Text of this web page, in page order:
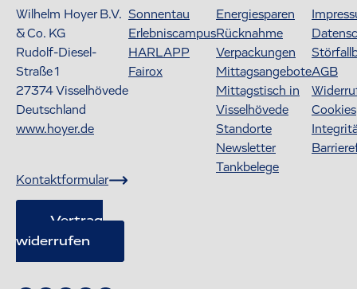
Wilhelm Hoyer B.V.
& Co. KG
Rudolf-Diesel-
Straße 1
27374Visselhövede
Deutschland
www.hoyer.de
Kontaktformular
Vertrag
widerrufen
Sonnentau
Erlebniscampus
HARLAPP
Fairox
Energiesparen
Rücknahme
Verpackungen
Mittagsangebote
Mittagstisch in
Visselhövede
Standorte
Newsletter
Tankbelege
AGB
Cookies